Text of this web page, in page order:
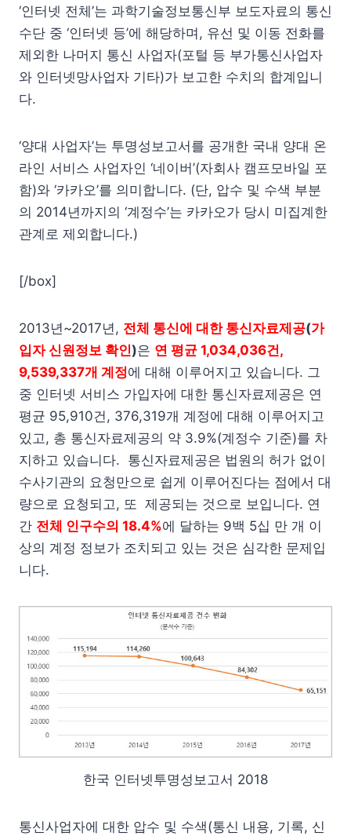
‘인터넷 전체’는 과학기술정보통신부 보도자료의 통신
수단 중 ‘인터넷 등’에 해당하며, 유선 및 이동 전화를
제외한 나머지 통신 사업자(포털 등 부가통신사업자
와 인터넷망사업자 기타)가 보고한 수치의 합계입니
다.
‘양대 사업자’는 투명성보고서를 공개한 국내 양대 온
라인 서비스 사업자인 ‘네이버’(자회사 캠프모바일 포
함)와 ‘카카오’를 의미합니다. (단, 압수 및 수색 부분
의 2014년까지의 ‘계정수’는 카카오가 당시 미집계한
관계로 제외합니다.)
[/box]
2013년~2017년, 전체 통신에 대한 통신자료제공(가
입자 신원정보 확인)은 연 평균 1,034,036건,
9,539,337개 계정에 대해 이루어지고 있습니다. 그
중 인터넷 서비스 가입자에 대한 통신자료제공은 연
평균 95,910건, 376,319개 계정에 대해 이루어지고
있고, 총 통신자료제공의 약 3.9%(계정수 기준)를 차
지하고 있습니다. 통신자료제공은 법원의 허가 없이
수사기관의 요청만으로 쉽게 이루어진다는 점에서 대
량으로 요청되고, 또 제공되는 것으로 보입니다. 연
간 전체 인구수의 18.4%에 달하는 9백 5십 만 개 이
상의 계정 정보가 조치되고 있는 것은 심각한 문제입
니다.
한국 인터넷투명성보고서 2018
통신사업자에 대한 압수 및 수색(통신 내용, 기록, 신